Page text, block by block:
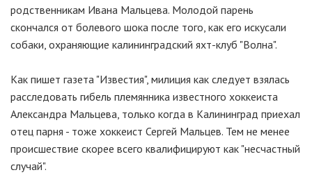
родственникам Ивана Мальцева. Молодой парень
скончался от болевого шока после того, как его искусали
собаки, охраняющие калининградский яхт-клуб "Волна".
Как пишет газета "Известия", милиция как следует взялась
расследовать гибель племянника известного хоккеиста
Александра Мальцева, только когда в Калининград приехал
отец парня - тоже хоккеист Сергей Мальцев. Тем не менее
происшествие скорее всего квалифицируют как "несчастный
случай".